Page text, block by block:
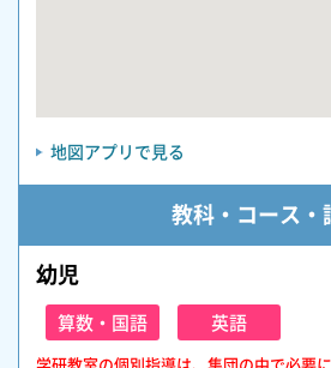
地図アプリで見る
教科・コース・
幼児
算数・国語 英語